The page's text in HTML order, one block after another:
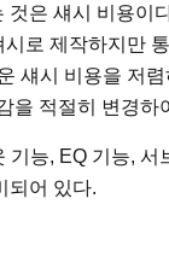
은 섀시 비용
로 제작하지만
섀시 비용을 저
을 적절히 변경
능, EQ 기능,
되어 있다.